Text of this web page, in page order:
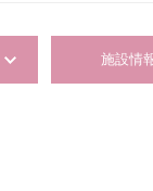
施設情